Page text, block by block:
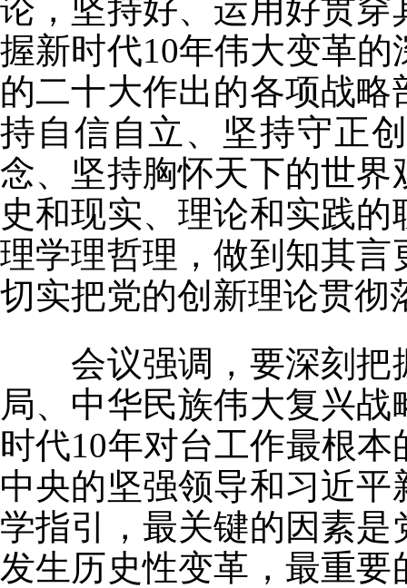
论，坚持好、运用好贯
握新时代10年伟大变革
的二十大作出的各项战
持自信自立、坚持守正
念、坚持胸怀天下的世
史和现实、理论和实践
理学理哲理，做到知其
切实把党的创新理论贯彻
会议强调，要深刻把
局、中华民族伟大复兴
时代10年对台工作最根
中央的坚强领导和习近
学指引，最关键的因素
发生历史性变革，最重